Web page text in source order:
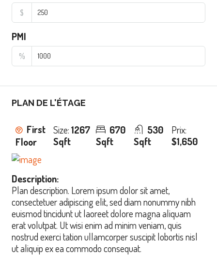
$
PMI
%
PLAN DE L'ÉTAGE
First
Floor
Size:1267
Sqft
670
Sqft
530
Sqft
Prix:
$1,650
Description:
Plan description. Lorem ipsum dolor sit amet,
consectetuer adipiscing elit, sed diam nonummy nibh
euismod tincidunt ut laoreet dolore magna aliquam
erat volutpat. Ut wisi enim ad minim veniam, quis
nostrud exerci tation ullamcorper suscipit lobortis nisl
ut aliquip ex ea commodo consequat.